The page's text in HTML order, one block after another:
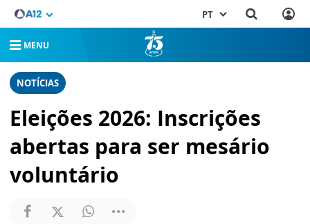
PT
MENU
NOTÍCIAS
Eleições 2026: Inscrições
abertas para ser mesário
voluntário